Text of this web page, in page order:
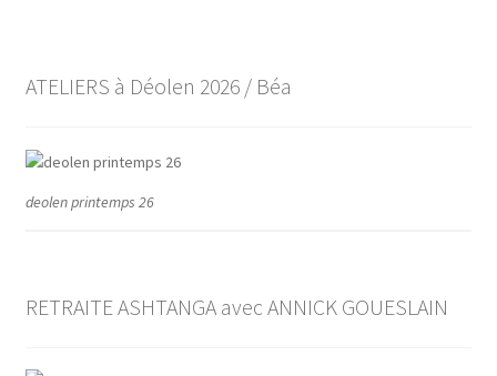
ATELIERS à Déolen 2026 / Béa
deolen printemps 26
RETRAITE ASHTANGA avec ANNICK GOUESLAIN